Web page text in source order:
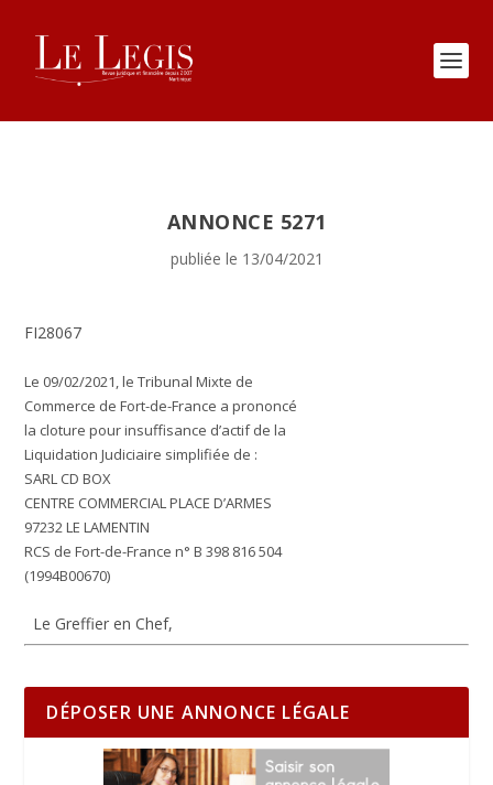
ANNONCE 5271
publiée le 13/04/2021
FI28067
Le 09/02/2021, le Tribunal Mixte de
Commerce de Fort-de-France a prononcé
la cloture pour insuffisance d’actif de la
Liquidation Judiciaire simplifiée de :
SARL CD BOX
CENTRE COMMERCIAL PLACE D’ARMES
97232 LE LAMENTIN
RCS de Fort-de-France n° B 398 816 504
(1994B00670)
Le Greffier en Chef,
DÉPOSER UNE ANNONCE LÉGALE